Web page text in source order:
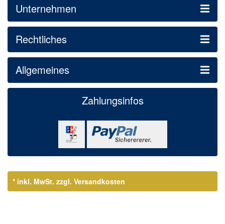
Unternehmen
Rechtliches
Allgemeines
Zahlungsinfos
* inkl. MwSt. zzgl. Versandkosten